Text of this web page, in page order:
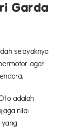
Garda
selayaknya
agar
adalah
nilai